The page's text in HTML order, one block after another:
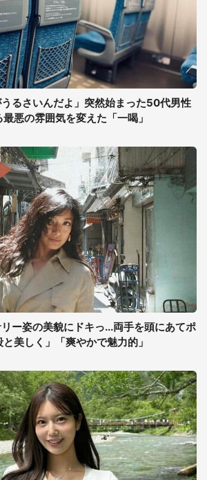
るさいんだよ」突然始まった50代男性
悪の雰囲気を変えた「一喝」
ー姿の美貌にドキっ...両手を頭にあてポ
美しく」「爽やかで魅力的」